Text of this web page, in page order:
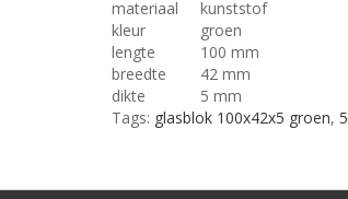
materiaal
kunststof
kleur
groen
lengte
100 mm
breedte
42 mm
dikte
5 mm
Tags: glasblok 100x42x5 groen,